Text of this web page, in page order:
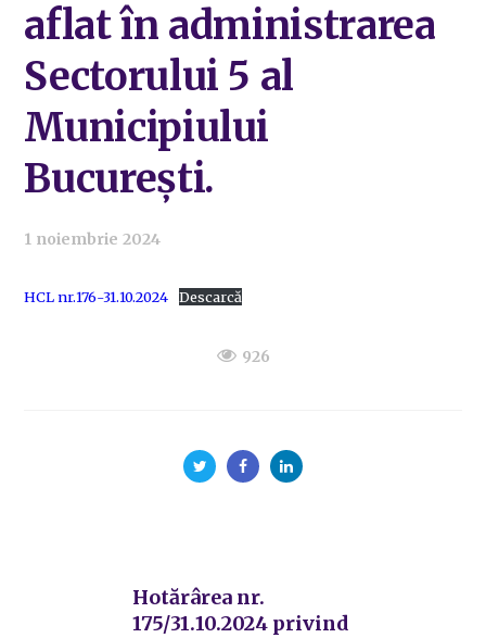
aflat în administrarea
Sectorului 5 al
Municipiului
Bucureşti.
1 noiembrie 2024
HCL nr.176-31.10.2024 Descarcă
926
Hotărârea nr.
175/31.10.2024 privind